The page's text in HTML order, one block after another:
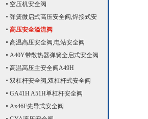
空压机安全阀
弹簧微启式高压安全阀,焊接式安
全阀A61Y
高压安全溢流阀
高温高压安全阀,电站安全阀
SFA48YA40Y带散热器弹簧全启式安全阀
高温高压主安全阀A49H
双杠杆安全阀,双杠杆式安全阀
GA41H A51H单杠杆安全阀
Ax46F先导式安全阀